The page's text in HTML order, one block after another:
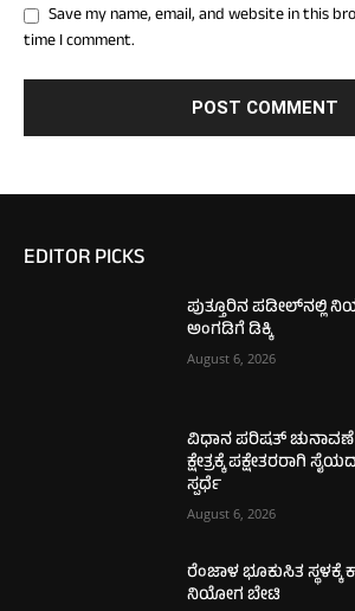
Save my name, email, and website in this
time I comment.
EDITOR PICKS
ಪುತ್ತೂರಿನ ಪಡೀಲ್‌ನಲ್ಲಿ
ಅಂಗಡಿಗೆ ಡಿಕ್ಕಿ
August 6, 2026
ವಿಧಾನ ಪರಿಷತ್
ಕ್ಷೇತ್ರಕ್ಕೆ
ಸ್ಪರ್ಧೆ
August 6, 2026
ರೆಂಜಾಳ ಭೂಕುಸಿತ ಸ್ಥಳಕ್ಕೆ
ನಿಯೋಗ ಬೇಟಿ